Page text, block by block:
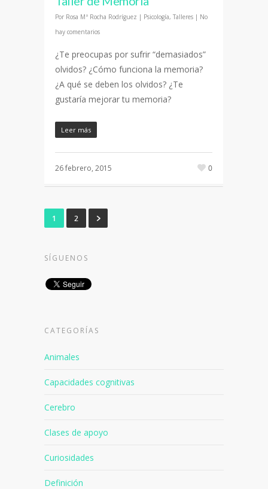
Por Rosa Mª Rocha Rodríguez | Psicología, Talleres | No
hay comentarios
¿Te preocupas por sufrir “demasiados”
olvidos? ¿Cómo funciona la memoria?
¿A qué se deben los olvidos? ¿Te
gustaría mejorar tu memoria?
Leer más
26 febrero, 2015 0
1 2
SÍGUENOS
CATEGORÍAS
Animales
Capacidades cognitivas
Cerebro
Clases de apoyo
Curiosidades
Definición